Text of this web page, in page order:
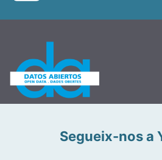
Segueix-nos a